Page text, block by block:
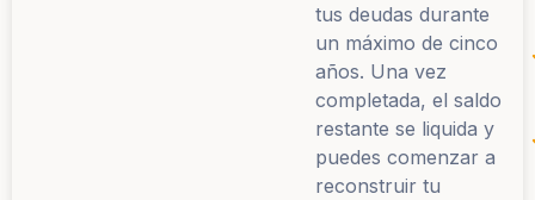
tus deudas durante
un máximo de cinco
años. Una vez
completada, el saldo
restante se liquida y
puedes comenzar a
reconstruir tu